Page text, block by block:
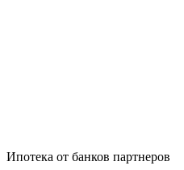
Ипотека от банков партнеров